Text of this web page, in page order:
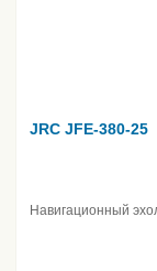
JRC JFE-380-25
Навигационный